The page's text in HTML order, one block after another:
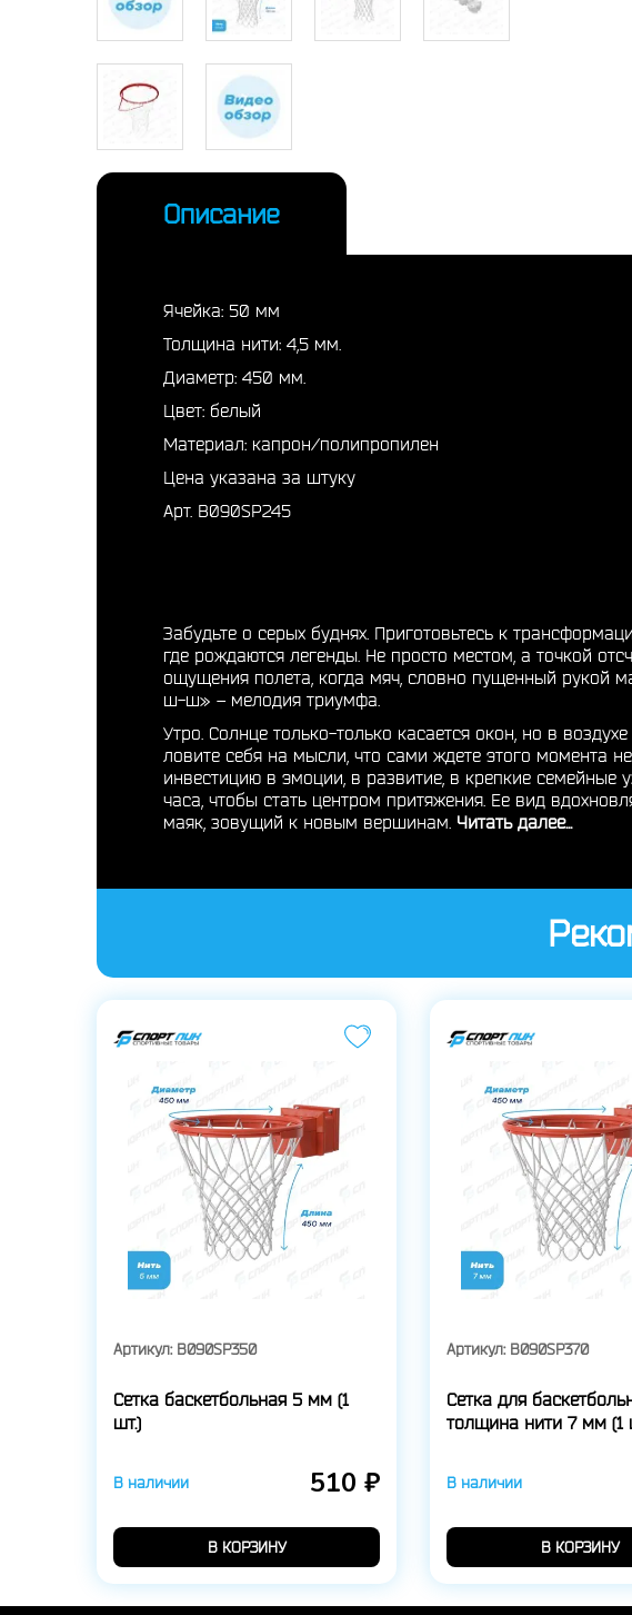
Описание
Ячейка: 50 мм
Толщина нити: 4,5 мм.
Диаметр: 450 мм.
Цвет: белый
Материал: капрон/полипропилен
Цена указана за штуку
Арт. B090SP245
Забудьте о серых буднях. Приготовьтесь к
где рождаются легенды. Не просто местом, а точкой
ощущения полета, когда мяч, словно пущенный рукой
ш-ш» – мелодия триумфа.
Утро. Солнце только-только касается окон, но в
ловите себя на мысли, что сами ждете этого момента
инвестицию в эмоции, в развитие, в крепкие семейные
часа, чтобы стать центром притяжения. Ее вид
маяк, зовущий к новым вершинам. Читать далее...
Артикул: B090SP350
Сетка баскетбольная 5 мм (1
шт.)
В наличии 510 ₽
В КОРЗИНУ
Артикул: B090SP370
Сетка для
толщина нити 7 мм (1
В наличии
В КОРЗИНУ